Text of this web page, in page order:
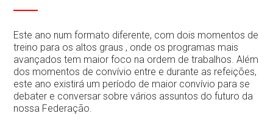
Este ano num formato diferente, com dois momentos de
treino para os altos graus , onde os programas mais
avançados tem maior foco na ordem de trabalhos. Além
dos momentos de convívio entre e durante as refeições,
este ano existirá um período de maior convívio para se
debater e conversar sobre vários assuntos do futuro da
nossa Federação.